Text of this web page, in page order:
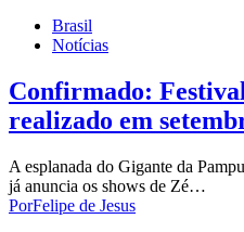
Brasil
Notícias
Confirmado:
realizado em
A esplanada do Gigante da
já anuncia os shows de Zé…
PorFelipe de Jesus